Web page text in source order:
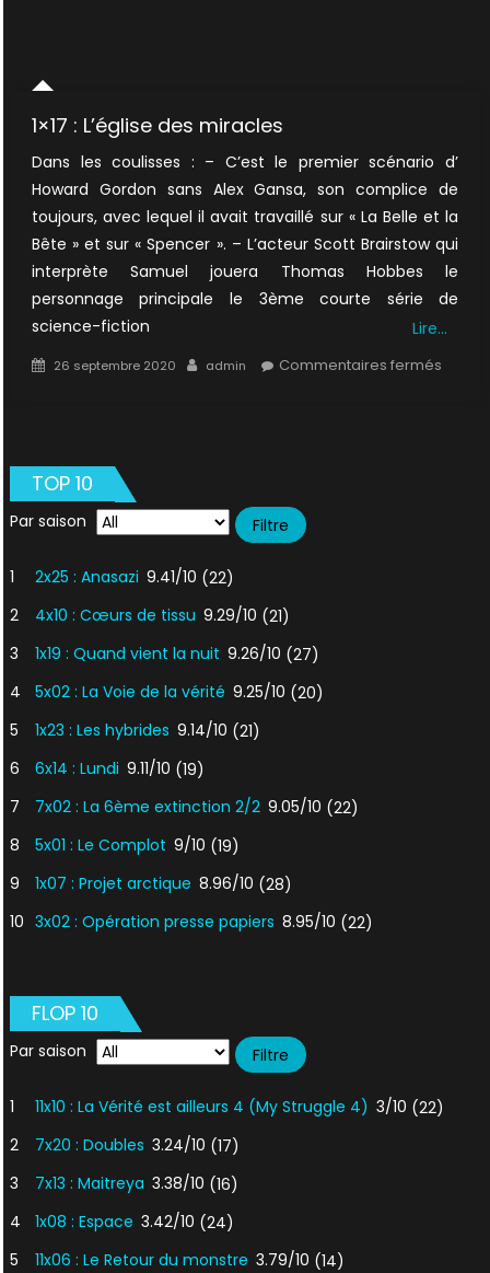
1×17 : L’église des miracles
Dans les coulisses : – C’est le premier scénario d’
Howard Gordon sans Alex Gansa, son complice de
toujours, avec lequel il avait travaillé sur « La Belle et la
Bête » et sur « Spencer ». – L’acteur Scott Brairstow qui
interprète Samuel jouera Thomas Hobbes le
personnage principale le 3ème courte série de
science-fiction
Lire…
Posted
26 septembre 2020 Author
admin Commentaires ferméssur
TOP 10
Par saison
1 2x25 : Anasazi 9.41/10 (22)
2
4x10 : Cœurs de tissu 9.29/10 (21)
3
1x19 : Quand vient la nuit 9.26/10 (27)
4
5x02 : La Voie de la vérité 9.25/10 (20)
5
1x23 : Les hybrides 9.14/10 (21)
6
6x14 : Lundi 9.11/10 (19)
7
7x02 : La 6ème extinction 2/2 9.05/10 (22)
8
5x01 : Le Complot 9/10 (19)
9
1x07 : Projet arctique 8.96/10 (28)
10 3x02 : Opération presse papiers 8.95/10 (22)
FLOP 10
Par saison
1 11x10 : La Vérité est ailleurs 4 (My Struggle 4) 3/10 (22)
2
7x20 : Doubles 3.24/10 (17)
3
7x13 : Maitreya 3.38/10 (16)
4
1x08 : Espace 3.42/10 (24)
5
11x06 : Le Retour du monstre 3.79/10 (14)